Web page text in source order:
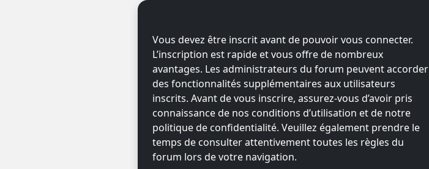
Vous devez être inscrit avant de pouvoir vous connecter.
L’inscription est rapide et vous offre de nombreux
avantages. Les administrateurs du forum peuvent accorder
des fonctionnalités supplémentaires aux utilisateurs
inscrits. Avant de vous inscrire, assurez-vous d’avoir pris
connaissance de nos conditions d’utilisation et de notre
politique de confidentialité. Veuillez également prendre le
temps de consulter attentivement toutes les règles du
forum lors de votre navigation.